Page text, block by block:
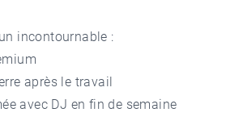
incontournable :
après le travail
avec DJ en fin de semaine